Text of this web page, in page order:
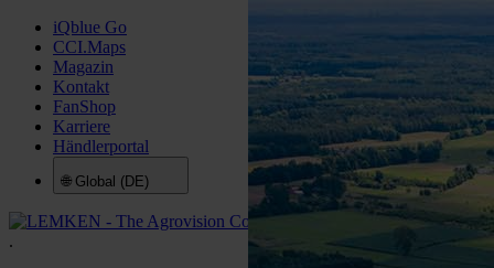
iQblue Go
CCI.Maps
Magazin
Kontakt
FanShop
Karriere
Händlerportal
🌐 Global (DE)
.